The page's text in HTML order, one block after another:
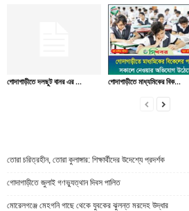
গোদাগাড়ীতে দলছুট বানর এর ... গোদাগাড়ীতে মাধ্যমিকের বিক...
তোরা চরিত্রহীন, তোরা কুলাঙ্গার: শিক্ষার্থীদের উদেশ্যে প্রদর্শক
গোদাগাড়ীতে জুলাই গণভ্যুত্থান দিবস পালিত
মোরেলগঞ্জে মেহগনি গাছে থেকে যুবকের ঝুলন্ত মরদেহ উদ্ধার